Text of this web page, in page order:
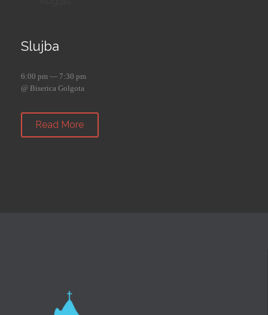
Slujba
6:00 pm — 7:30 pm
@ Biserica Golgota
Read More